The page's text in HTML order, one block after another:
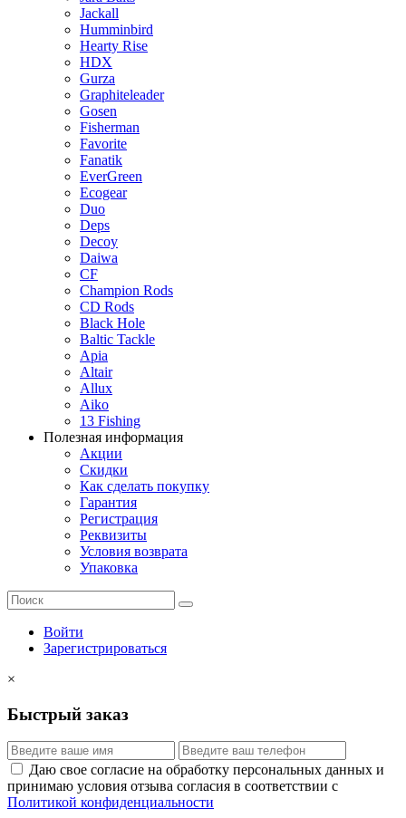
Jackall
Humminbird
Hearty Rise
HDX
Gurza
Graphiteleader
Gosen
Fisherman
Favorite
Fanatik
EverGreen
Ecogear
Duo
Deps
Decoy
Daiwa
CF
Champion Rods
CD Rods
Black Hole
Baltic Tackle
Apia
Altair
Allux
Aiko
13 Fishing
Полезная информация
Акции
Скидки
Как сделать покупку
Гарантия
Регистрация
Реквизиты
Условия возврата
Упаковка
Войти
Зарегистрироваться
×
Быстрый заказ
Даю свое согласие на обработку персональных данных и
принимаю условия отзыва согласия в соответствии с
Политикой конфиденциальности